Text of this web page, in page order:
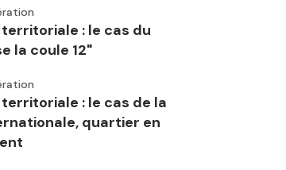
: le cas du
la coule 12"
: le cas de la
quartier en